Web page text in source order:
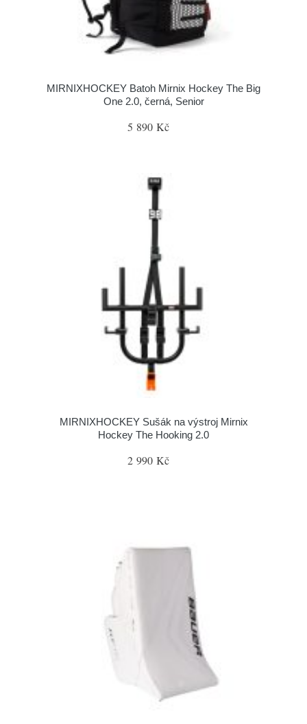
MIRNIXHOCKEY Batoh Mirnix Hockey The Big
One 2.0, černá, Senior
5 890 Kč
MIRNIXHOCKEY Sušák na výstroj Mirnix
Hockey The Hooking 2.0
2 990 Kč